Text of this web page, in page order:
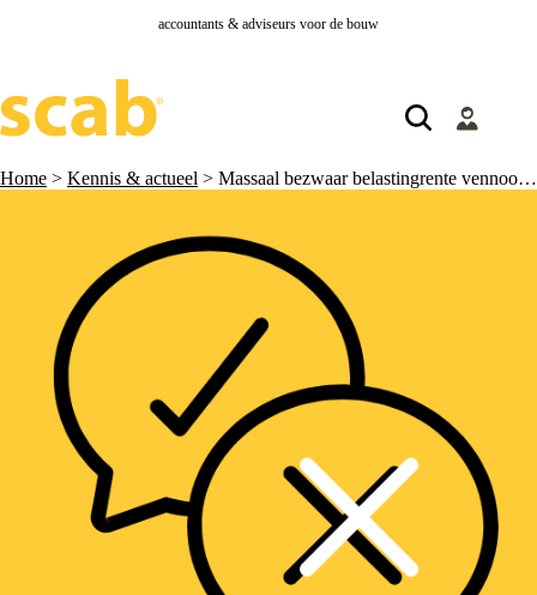
accountants & adviseurs voor de bouw
Home > Kennis & actueel > Massaal bezwaar belastingrente vennootschapsbelasting